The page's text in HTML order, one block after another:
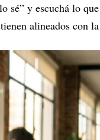
sé” y escuchá lo
alineados con